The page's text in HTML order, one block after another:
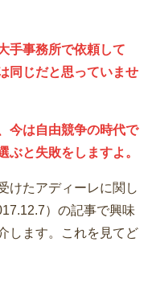
手事務所で依頼して
同じだと思っていませ
今は自由競争の時代で
ぶと失敗をしますよ。
けたアディーレに関し
）の記事で興味
します。これを見てど